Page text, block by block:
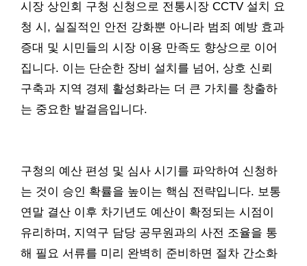
시장 상인회 구청 신청으로 전통시장 CCTV 설치 요
청 시, 실질적인 안전 강화뿐 아니라 범죄 예방 효과
증대 및 시민들의 시장 이용 만족도 향상으로 이어
집니다. 이는 단순한 장비 설치를 넘어, 상호 신뢰
구축과 지역 경제 활성화라는 더 큰 가치를 창출하
는 중요한 발걸음입니다.
구청의 예산 편성 및 심사 시기를 파악하여 신청하
는 것이 승인 확률을 높이는 핵심 전략입니다. 보통
연말 결산 이후 차기년도 예산이 확정되는 시점이
유리하며, 지역구 담당 공무원과의 사전 조율을 통
해 필요 서류를 미리 완벽히 준비하면 절차 간소화